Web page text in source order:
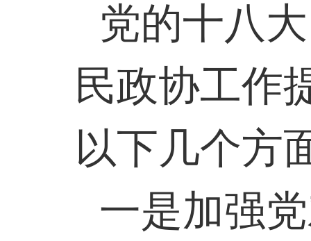
党的十八
民政协工作
以下几个方
一是加强